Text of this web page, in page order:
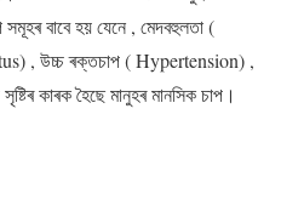
বাবে হয় যেনে , মেদবহুলতা (
, উচ্চ ৰক্তচাপ ( Hypertension) ,
কাৰক হৈছে মানুহৰ মানসিক চাপ।